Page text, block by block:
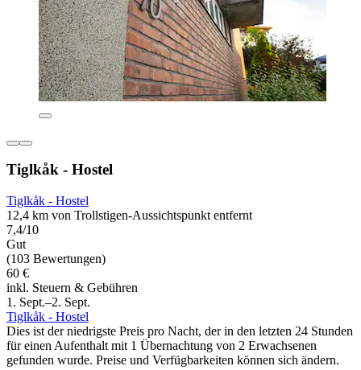
Tiglkåk - Hostel
Tiglkåk - Hostel
12,4 km von Trollstigen-Aussichtspunkt entfernt
7,4/10
Gut
(103 Bewertungen)
60 €
inkl. Steuern & Gebühren
1. Sept.–2. Sept.
Tiglkåk - Hostel
Dies ist der niedrigste Preis pro Nacht, der in den letzten 24 Stunden
für einen Aufenthalt mit 1 Übernachtung von 2 Erwachsenen
gefunden wurde. Preise und Verfügbarkeiten können sich ändern.